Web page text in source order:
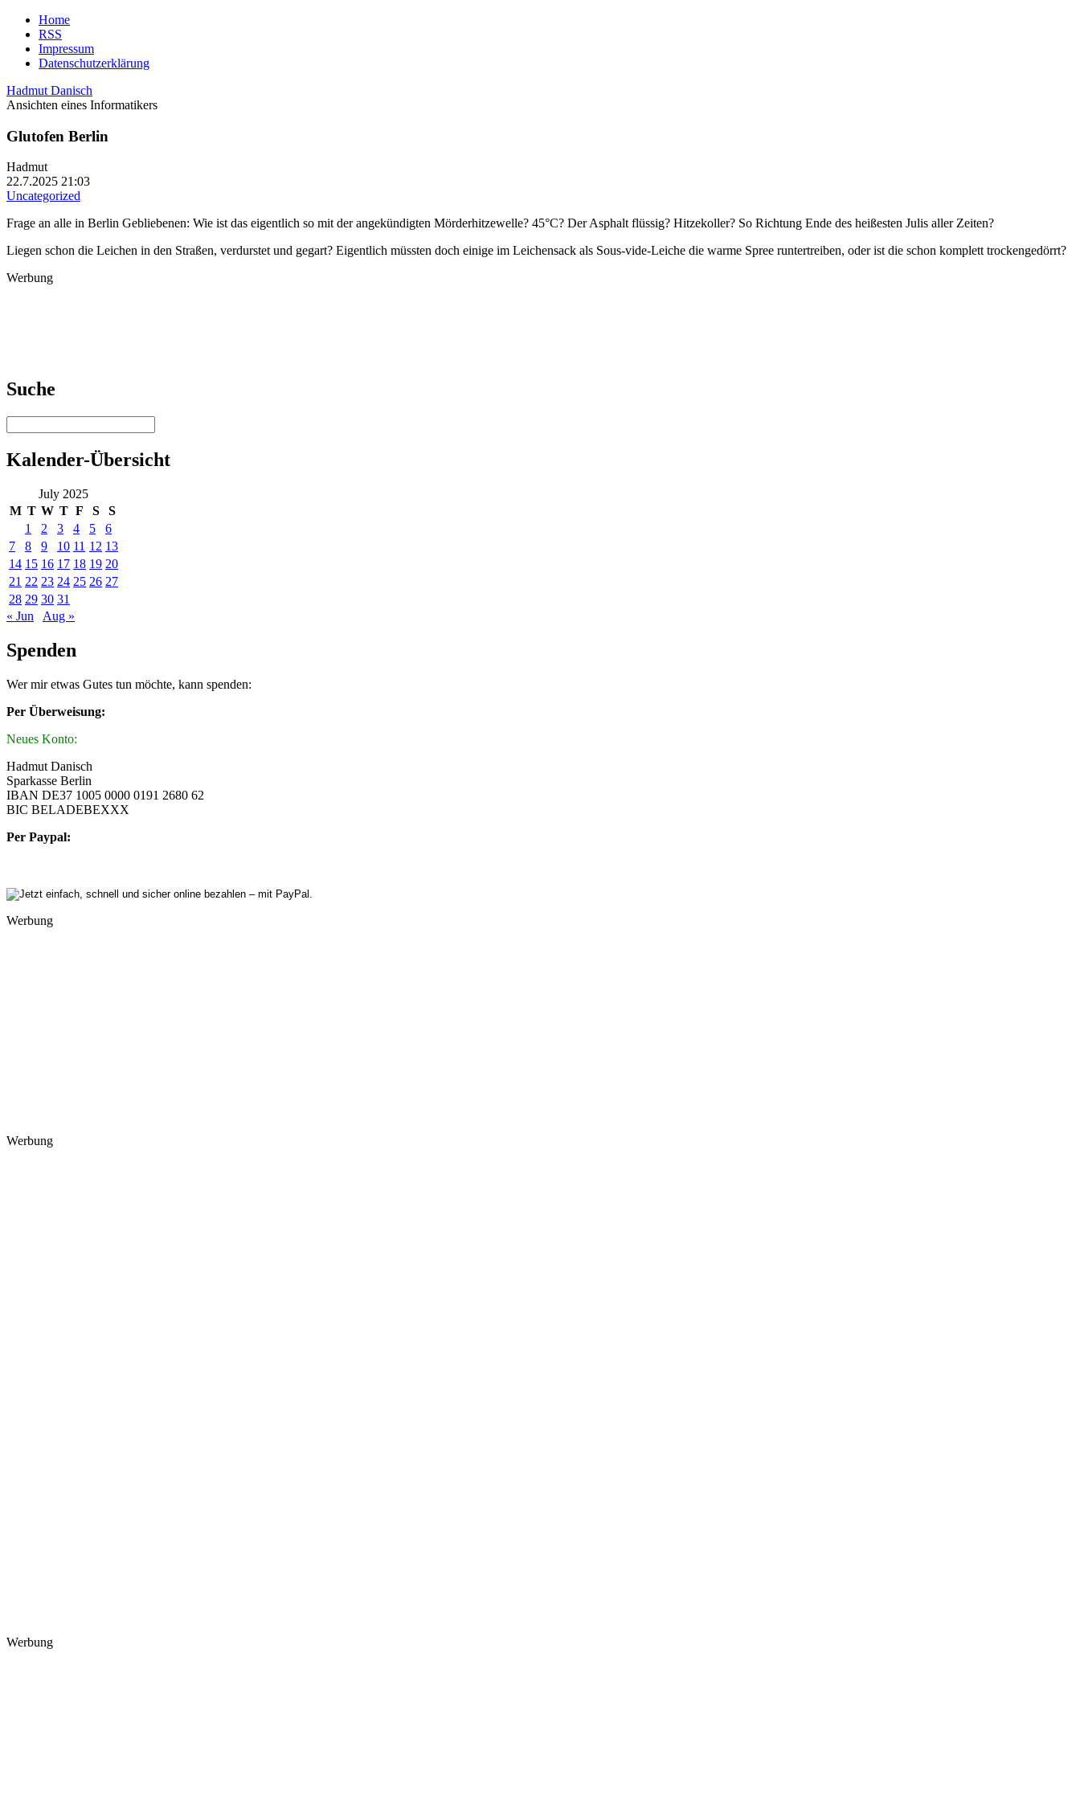
Home
RSS
Impressum
Datenschutzerklärung
Hadmut Danisch
Ansichten eines Informatikers
Glutofen Berlin
Hadmut
22.7.2025 21:03
Uncategorized
Frage an alle in Berlin Gebliebenen: Wie ist das eigentlich so mit der angekündigten Mörderhitzewelle? 45°C? Der Asphalt flüssig? Hitzekoller? So Richtung Ende des heißesten Julis aller Zeiten?
Liegen schon die Leichen in den Straßen, verdurstet und gegart? Eigentlich müssten doch einige im Leichensack als Sous-vide-Leiche die warme Spree runtertreiben, oder ist die schon komplett trockengedörrt?
Werbung
Suche
Kalender-Übersicht
July 2025
M T W T F S
S
1
2 3 4 5
6
7
8 9 10 11 12 13
14 15 16 17 18 19 20
21 22 23 24 25 26 27
28 29 30 31
« Jun
Aug »
Spenden
Wer mir etwas Gutes tun möchte, kann spenden:
Per Überweisung:
Neues Konto:
Hadmut Danisch
Sparkasse Berlin
IBAN DE37 1005 0000 0191 2680 62
BIC BELADEBEXXX
Per Paypal:
Werbung
Werbung
Werbung